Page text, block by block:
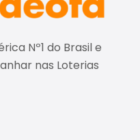
Nº1 do Brasil e
nas Loterias